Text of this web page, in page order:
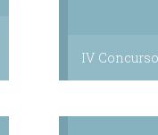
IV